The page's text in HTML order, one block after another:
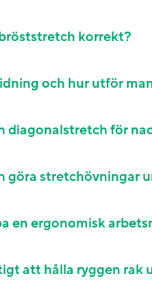
korrekt?
och hur utför
diagonalstretch för
göra stretchövningar
en ergonomisk
att hålla ryggen rak